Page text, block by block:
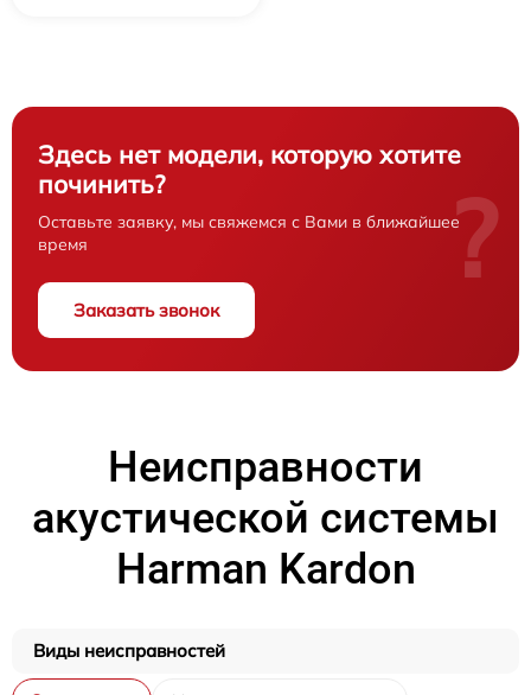
Здесь нет модели, которую хотите
починить?
Оставьте заявку, мы свяжемся с Вами в ближайшее
время
Заказать звонок
?
Неисправности
акустической системы
Harman Kardon
Виды неисправностей